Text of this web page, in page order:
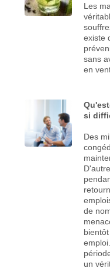
Les
existe
sans
en
si
Des
de
un